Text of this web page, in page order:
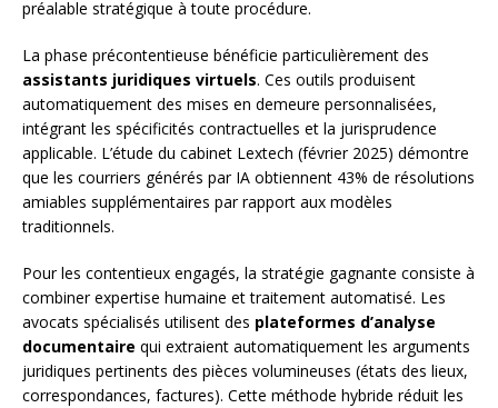
préalable stratégique à toute procédure.
La phase précontentieuse bénéficie particulièrement des
assistants juridiques virtuels. Ces outils produisent
automatiquement des mises en demeure personnalisées,
intégrant les spécificités contractuelles et la jurisprudence
applicable. L’étude du cabinet Lextech (février 2025) démontre
que les courriers générés par IA obtiennent 43% de résolutions
amiables supplémentaires par rapport aux modèles
traditionnels.
Pour les contentieux engagés, la stratégie gagnante consiste à
combiner expertise humaine et traitement automatisé. Les
avocats spécialisés utilisent des plateformes d’analyse
documentaire qui extraient automatiquement les arguments
juridiques pertinents des pièces volumineuses (états des lieux,
correspondances, factures). Cette méthode hybride réduit les